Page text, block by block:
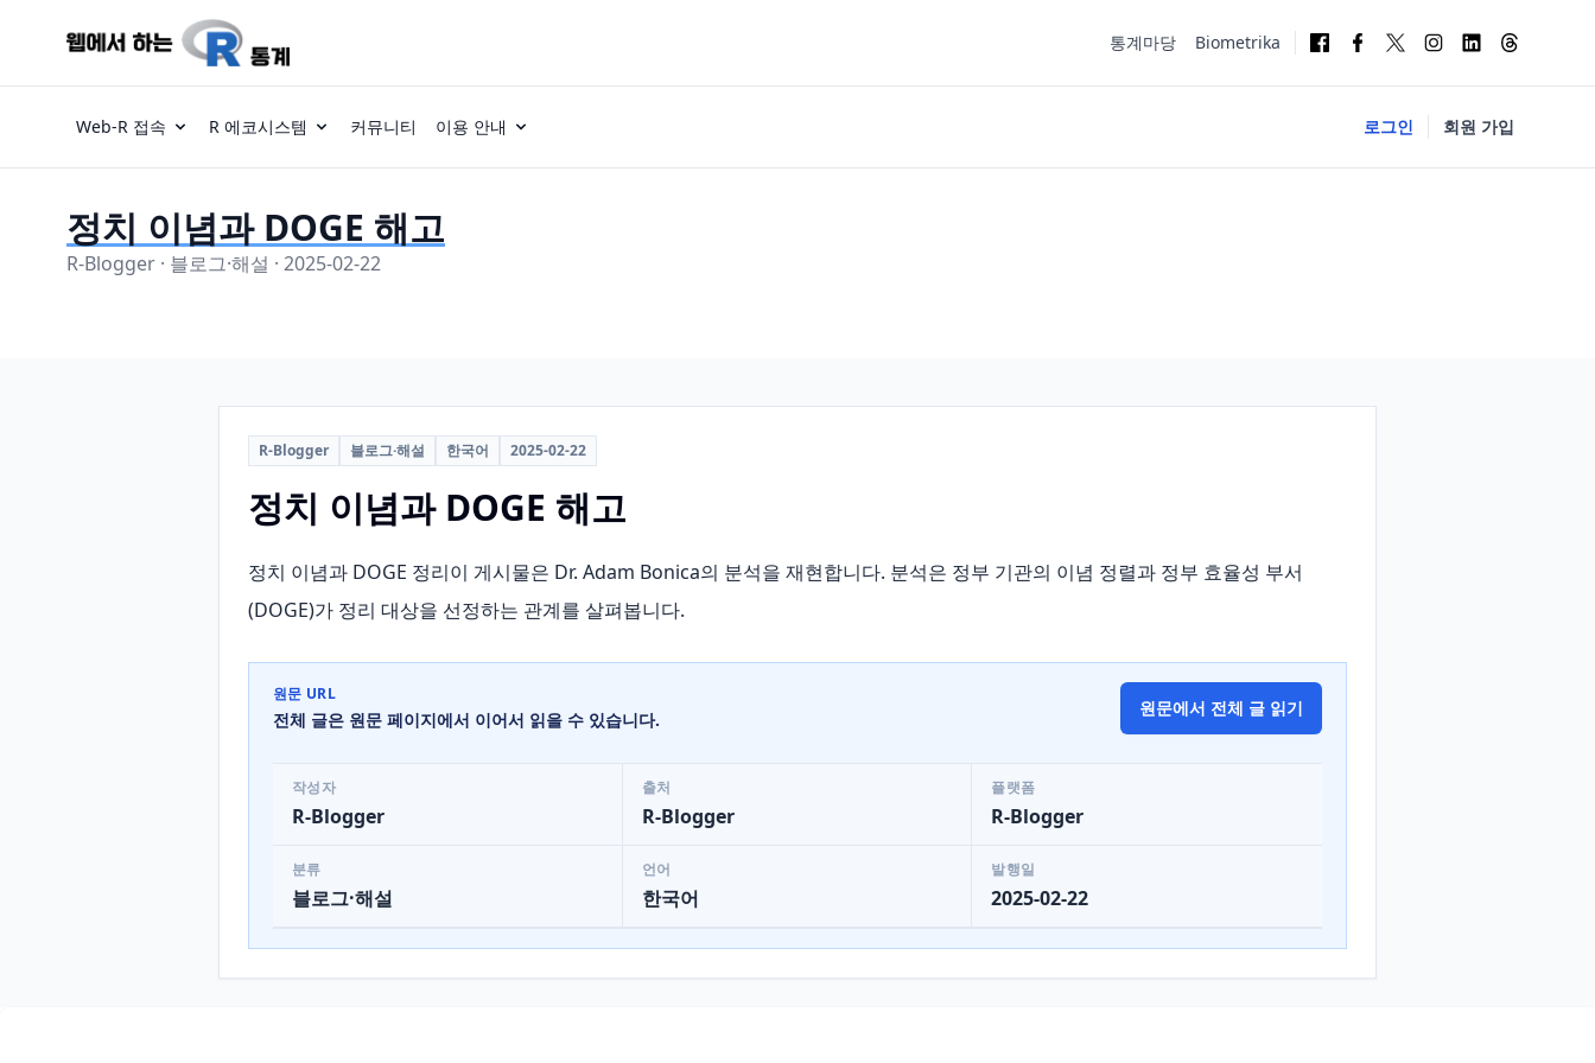
통계마당 Biometrika
Web-R 접속 R 에코시스템 커뮤니티 이용 안내 로그인 회원 가입
정치 이념과 DOGE 해고
R-Blogger · 블로그·해설 · 2025-02-22
R-Blogger 블로그·해설 한국어 2025-02-22
정치 이념과 DOGE 해고
정치 이념과 DOGE 정리이 게시물은 Dr. Adam Bonica의 분석을 재현합니다. 분석은 정부 기관의 이념 정렬과 정부 효율성 부서
(DOGE)가 정리 대상을 선정하는 관계를 살펴봅니다.
원문 URL
전체 글은 원문 페이지에서 이어서 읽을 수 있습니다.
원문에서 전체 글 읽기
작성자
R-Blogger
출처
R-Blogger
플랫폼
R-Blogger
분류
블로그·해설
언어
한국어
발행일
2025-02-22